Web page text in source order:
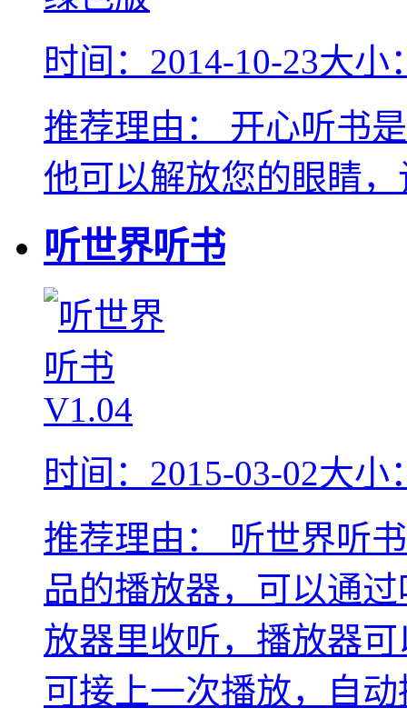
时间：2014-10-23大小
推荐理由：
开心听书
他可以解放您的眼睛
听世界听书
时间：2015-03-02大小
推荐理由：
听世界听
品的播放器，可以通
放器里收听，播放器
可接上一次播放，自